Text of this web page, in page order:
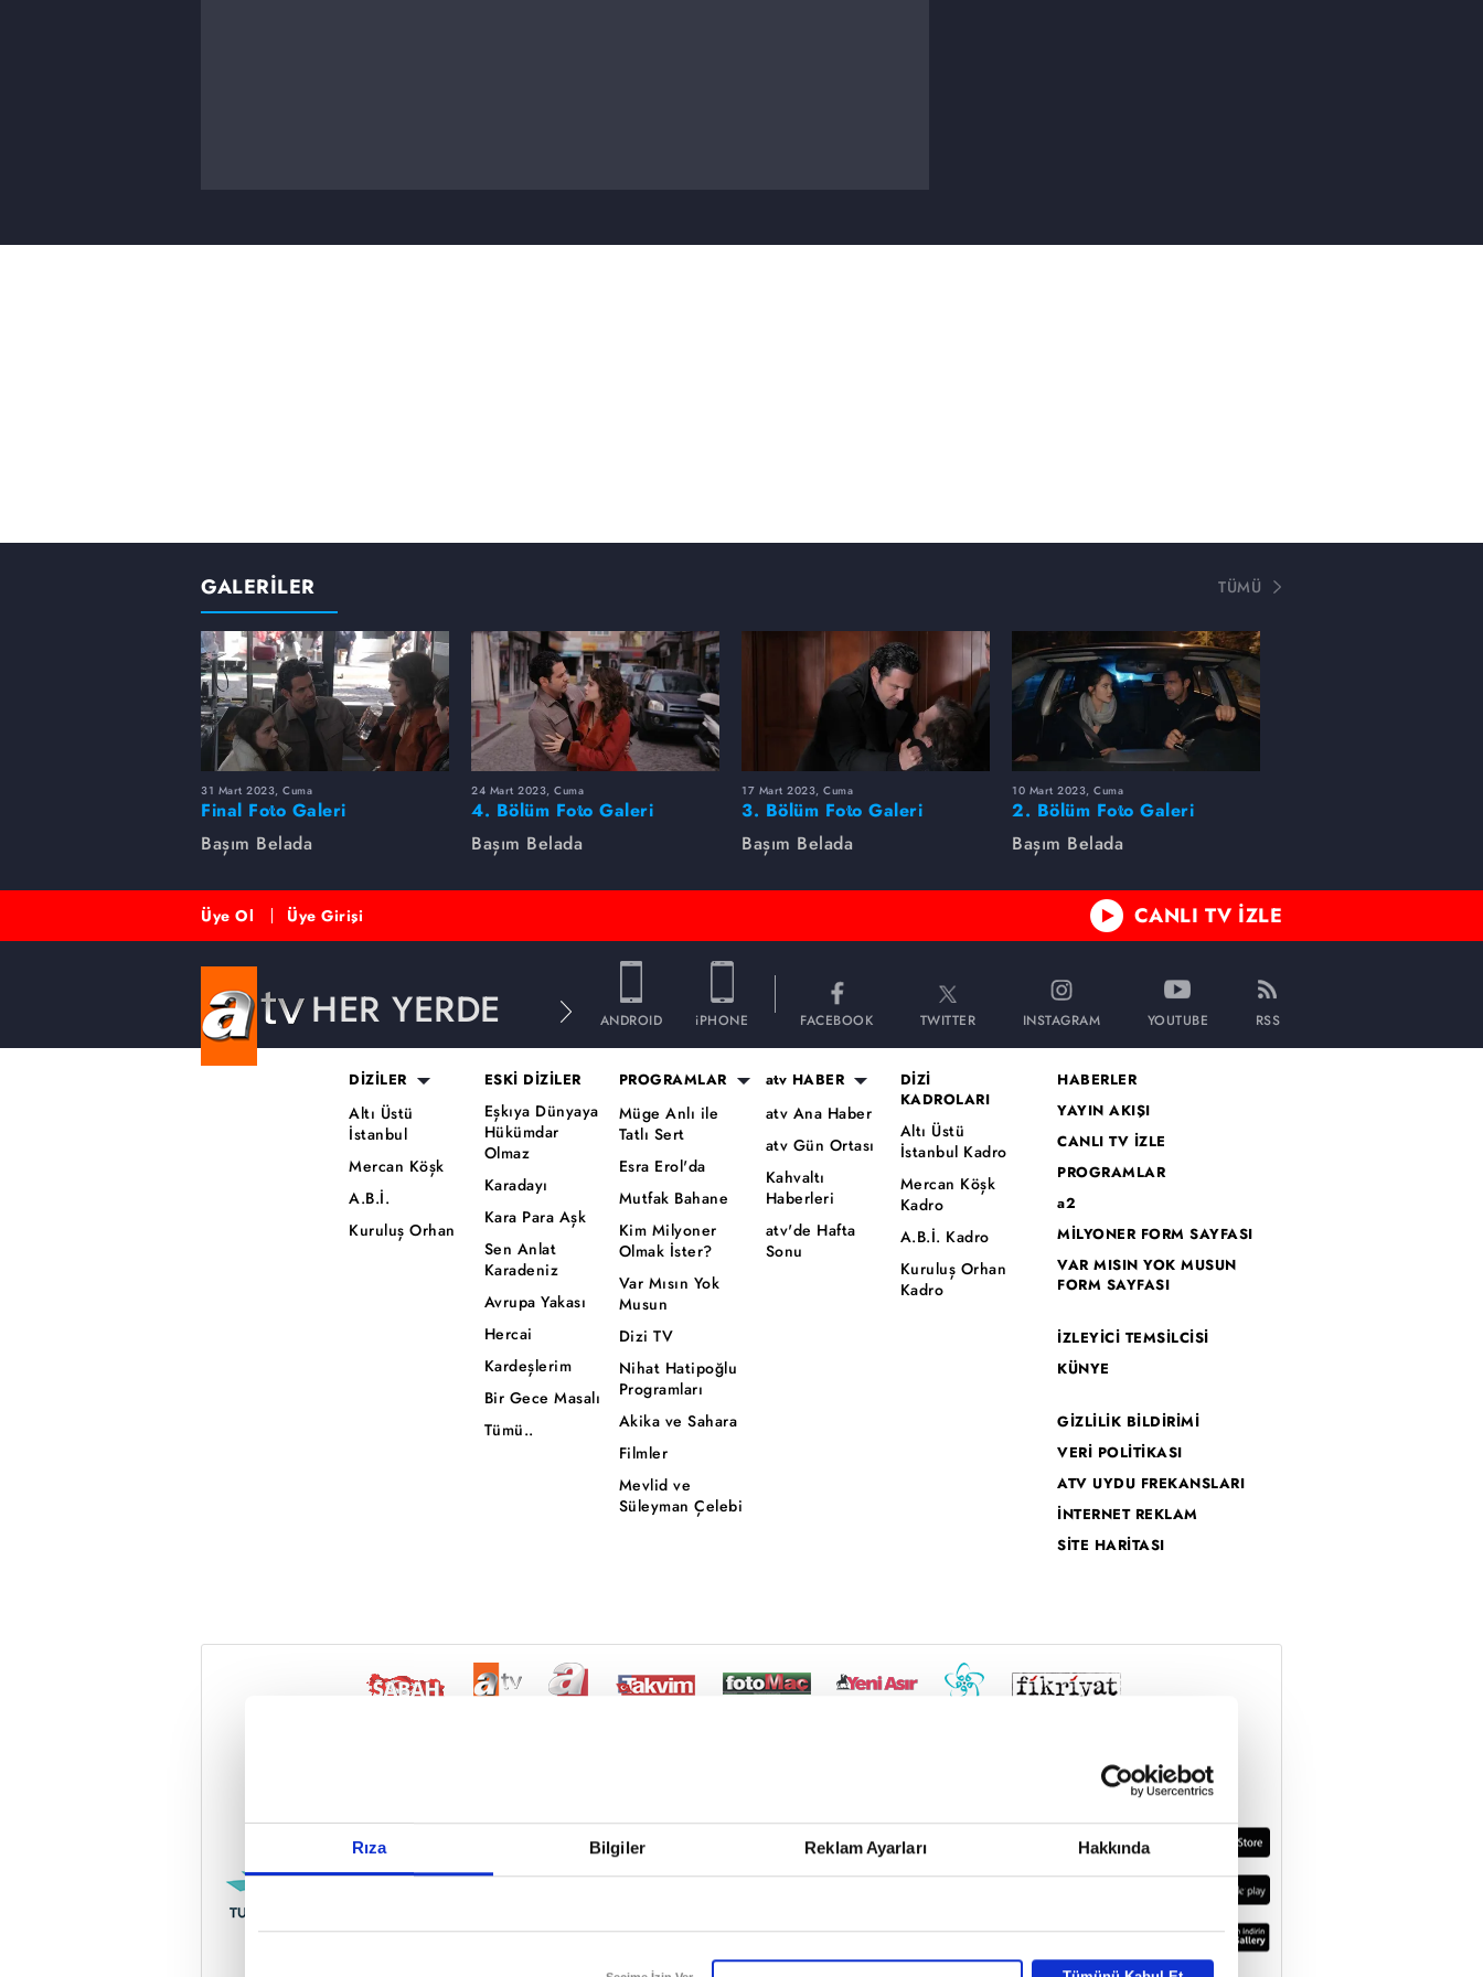
Rıza Bilgiler Reklam Ayarları Hakkında
Reddet
GALERİLER TÜMÜ
31 Mart 2023, Cuma
Final Foto Galeri
Başım Belada
24 Mart 2023, Cuma
4. Bölüm Foto Galeri
Başım Belada
17 Mart 2023, Cuma
3. Bölüm Foto Galeri
Başım Belada
10 Mart 2023, Cuma
2. Bölüm Foto Galeri
Başım Belada
Üye Ol Üye Girişi CANLI TV İZLE
HER YERDE ANDROID iPHONE FACEBOOK TWITTER INSTAGRAM YOUTUBE RSS
DİZİLER
Altı Üstü
İstanbul
Mercan Köşk
A.B.İ.
Kuruluş Orhan
ESKİ DİZİLER
Eşkıya Dünyaya
Hükümdar
Olmaz
Karadayı
Kara Para Aşk
Sen Anlat
Karadeniz
Avrupa Yakası
Hercai
Kardeşlerim
Bir Gece Masalı
Tümü..
PROGRAMLAR
Müge Anlı ile
Tatlı Sert
Esra Erol'da
Mutfak Bahane
Kim Milyoner
Olmak İster?
Var Mısın Yok
Musun
Dizi TV
Nihat Hatipoğlu
Programları
Akika ve Sahara
Filmler
Mevlid ve
Süleyman Çelebi
atv HABER
atv Ana Haber
atv Gün Ortası
Kahvaltı
Haberleri
atv'de Hafta
Sonu
DİZİ
KADROLARI
Altı Üstü
İstanbul Kadro
Mercan Köşk
Kadro
A.B.İ. Kadro
Kuruluş Orhan
Kadro
HABERLER
YAYIN AKIŞI
CANLI TV İZLE
PROGRAMLAR
a2
MİLYONER FORM SAYFASI
VAR MISIN YOK MUSUN
FORM SAYFASI
İZLEYİCİ TEMSİLCİSİ
KÜNYE
GİZLİLİK BİLDİRİMİ
VERİ POLİTİKASI
ATV UYDU FREKANSLARI
İNTERNET REKLAM
SİTE HARİTASI